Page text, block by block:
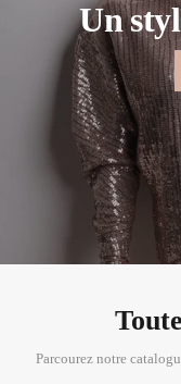
Un
Parcourez notre